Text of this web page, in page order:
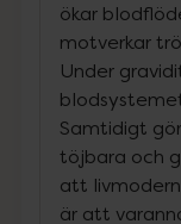
ökar
motverkar
Under
Samtidigt
töjbara och
att
är att